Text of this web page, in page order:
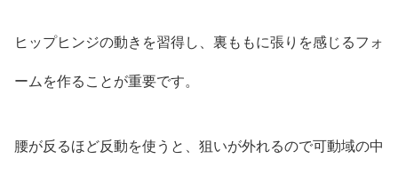
ヒップヒンジの動きを習得し、裏ももに張りを感じるフォ
ームを作ることが重要です。
腰が反るほど反動を使うと、狙いが外れるので可動域の中